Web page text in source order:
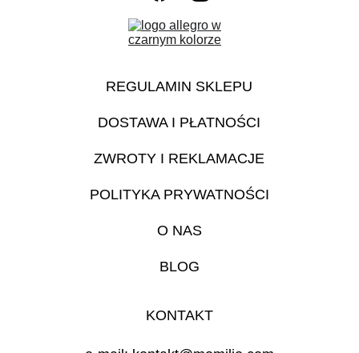
REGULAMIN SKLEPU
POLITYKA PRYWATNOŚCI
ZWROTY I REKLAMACJE
DOSTAWA I PŁATNOŚCI
O NAS
BLOG
KONTAKT